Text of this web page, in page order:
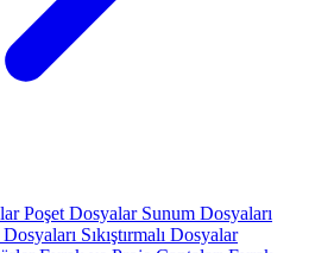
Poşet Dosyalar Sunum Dosyaları
Sıkıştırmalı Dosyalar